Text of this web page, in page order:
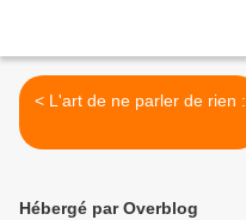
< L'art de ne parler de rien :
Hébergé par Overblog